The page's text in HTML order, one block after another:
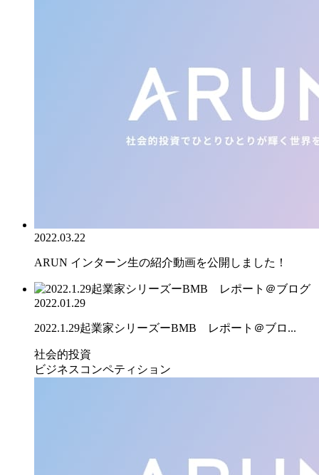
2022.03.22
ARUN インターン生の紹介動画を公開しました！
2022.01.29
2022.1.29起業家シリーズーBMB レポート＠ブロ...
社会的投資
ビジネスコンペティション